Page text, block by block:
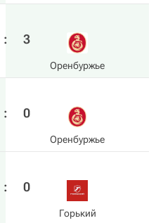
: 3
Оренбуржье
: 0
Оренбуржье
: 0
Горький